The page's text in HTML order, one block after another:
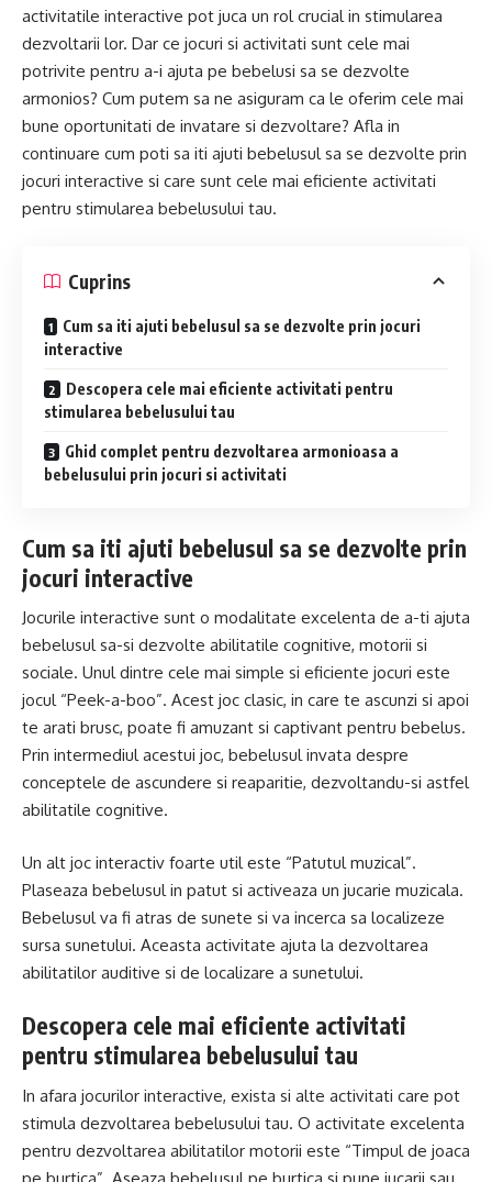
activitatile interactive pot juca un rol crucial in stimularea
dezvoltarii lor. Dar ce jocuri si activitati sunt cele mai
potrivite pentru a-i ajuta pe bebelusi sa se dezvolte
armonios? Cum putem sa ne asiguram ca le oferim cele mai
bune oportunitati de invatare si dezvoltare? Afla in
continuare cum poti sa iti ajuti bebelusul sa se dezvolte prin
jocuri interactive si care sunt cele mai eficiente activitati
pentru stimularea bebelusului tau.
Cuprins
Cum sa iti ajuti bebelusul sa se dezvolte prin jocuri
interactive
Descopera cele mai eficiente activitati pentru
stimularea bebelusului tau
Ghid complet pentru dezvoltarea armonioasa a
bebelusului prin jocuri si activitati
Cum sa iti ajuti bebelusul sa se dezvolte prin
jocuri interactive
Jocurile interactive sunt o modalitate excelenta de a-ti ajuta
bebelusul sa-si dezvolte abilitatile cognitive, motorii si
sociale. Unul dintre cele mai simple si eficiente jocuri este
jocul “Peek-a-boo”. Acest joc clasic, in care te ascunzi si apoi
te arati brusc, poate fi amuzant si captivant pentru bebelus.
Prin intermediul acestui joc, bebelusul invata despre
conceptele de ascundere si reaparitie, dezvoltandu-si astfel
abilitatile cognitive.
Un alt joc interactiv foarte util este “Patutul muzical”.
Plaseaza bebelusul in patut si activeaza un jucarie muzicala.
Bebelusul va fi atras de sunete si va incerca sa localizeze
sursa sunetului. Aceasta activitate ajuta la dezvoltarea
abilitatilor auditive si de localizare a sunetului.
Descopera cele mai eficiente activitati
pentru stimularea bebelusului tau
In afara jocurilor interactive, exista si alte activitati care pot
stimula dezvoltarea bebelusului tau. O activitate excelenta
pentru dezvoltarea abilitatilor motorii este “Timpul de joaca